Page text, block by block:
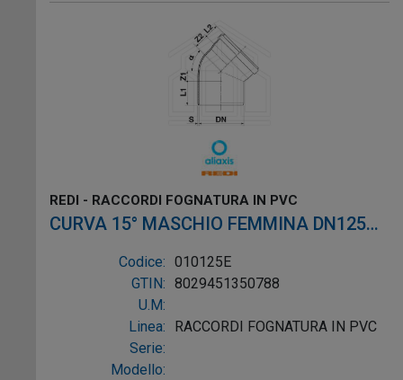
REDI - RACCORDI FOGNATURA IN PVC
CURVA 15° MASCHIO FEMMINA DN125
CON O-RING PVC ROSSO
Codice: 010125E
GTIN: 8029451350788
U.M:
Linea:
RACCORDI FOGNATURA IN PVC
Serie:
Modello: